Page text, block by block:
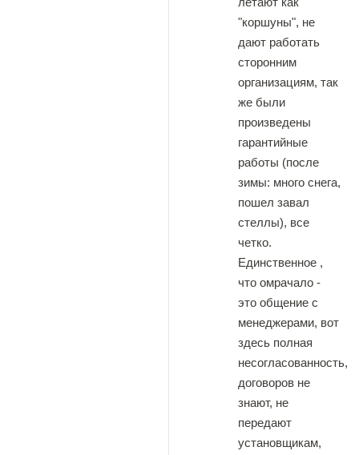
"коршуны", не
дают работать
сторонним
организациям, так
же были
произведены
гарантийные
работы (после
зимы: много снега,
пошел завал
стеллы), все
четко.
Единственное ,
что омрачало -
это общение с
менеджерами, вот
здесь полная
несогласованность,
договоров не
знают, не
передают
установщикам,